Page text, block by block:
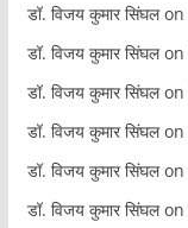
डॉ. विजय कुमार सिंघलon
डॉ. विजय कुमार सिंघलon
डॉ. विजय कुमार सिंघलon
डॉ. विजय कुमार सिंघलon
डॉ. विजय कुमार सिंघलon
डॉ. विजय कुमार सिंघलon